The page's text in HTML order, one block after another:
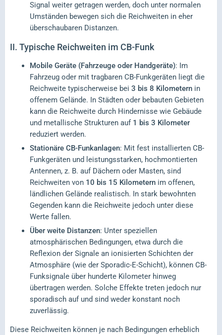
Signal weiter getragen werden, doch unter normalen
Umständen bewegen sich die Reichweiten in eher
überschaubaren Distanzen.
II. Typische Reichweiten im CB-Funk
Mobile Geräte (Fahrzeuge oder Handgeräte): Im
Fahrzeug oder mit tragbaren CB-Funkgeräten liegt die
Reichweite typischerweise bei 3 bis 8 Kilometern in
offenem Gelände. In Städten oder bebauten Gebieten
kann die Reichweite durch Hindernisse wie Gebäude
und metallische Strukturen auf 1 bis 3 Kilometer
reduziert werden.
Stationäre CB-Funkanlagen: Mit fest installierten CB-
Funkgeräten und leistungsstarken, hochmontierten
Antennen, z. B. auf Dächern oder Masten, sind
Reichweiten von 10 bis 15 Kilometern im offenen,
ländlichen Gelände realistisch. In stark bewohnten
Gegenden kann die Reichweite jedoch unter diese
Werte fallen.
Über weite Distanzen: Unter speziellen
atmosphärischen Bedingungen, etwa durch die
Reflexion der Signale an ionisierten Schichten der
Atmosphäre (wie der Sporadic-E-Schicht), können CB-
Funksignale über hunderte Kilometer hinweg
übertragen werden. Solche Effekte treten jedoch nur
sporadisch auf und sind weder konstant noch
zuverlässig.
Diese Reichweiten können je nach Bedingungen erheblich